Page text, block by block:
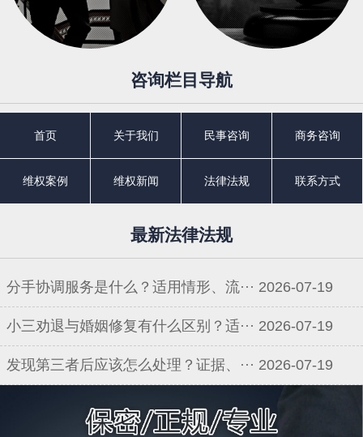
咨询栏目导航
首页 关于我们 民事咨询 商务咨询
维权案例 维权新闻 法律法规 联系方式
最新法律法规
分手协调服务是什么？适用情形、流··· 2026-07-19
小三劝退与婚姻修复有什么区别？适··· 2026-07-19
发现第三者后应该怎么处理？证据、··· 2026-07-19